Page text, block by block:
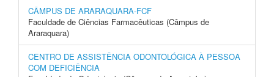
CÂMPUS DE ARARAQUARA-FCF
Faculdade de Ciências Farmacêuticas (Câmpus de
Araraquara)
CENTRO DE ASSISTÊNCIA ODONTOLÓGICA À PESSOA
COM DEFICIÊNCIA